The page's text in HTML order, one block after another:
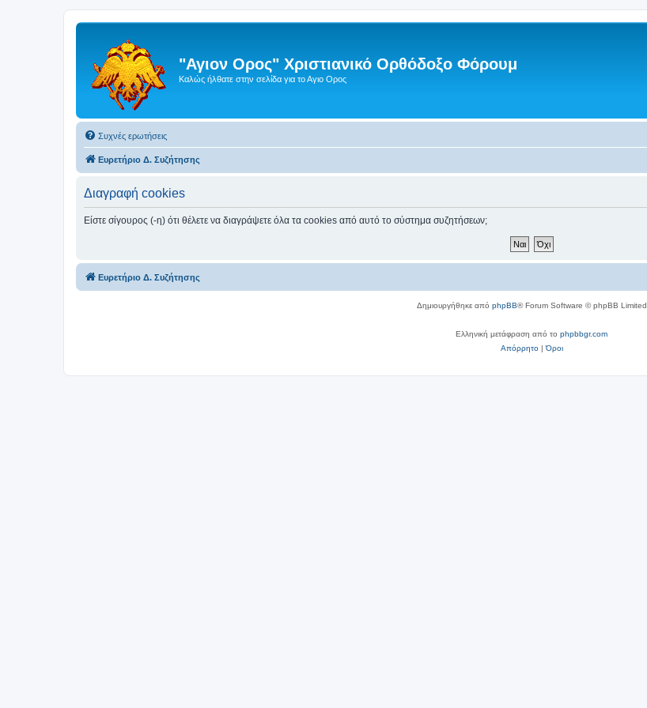
"Αγιον Ορος" Χριστιανικό Ορθόδοξο Φόρουμ
Καλώς ήλθατε στην σελίδα για το Αγιο Ορος
Συχνές ερωτήσεις
Ευρετήριο Δ. Συζήτησης
Διαγραφή cookies
Είστε σίγουρος (-η) ότι θέλετε να διαγράψετε όλα τα cookies από αυτό το σύστημα συζητήσεων;
Ευρετήριο Δ. Συζήτησης
Δημιουργήθηκε από phpBB® Forum Software © phpBB Limited
Ελληνική μετάφραση από το phpbbgr.com
Απόρρητο|Όροι